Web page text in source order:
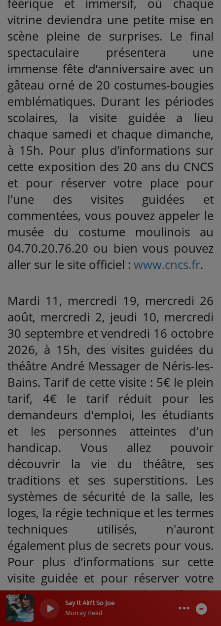
Say It Ain't So Joe
Murray Head
0
vitrine deviendra une petite mise en
scène pleine de surprises. Le final
spectaculaire présentera une
immense fête d’anniversaire avec un
gâteau orné de 20 costumes-bougies
emblématiques. Durant les périodes
scolaires, la visite guidée a lieu
chaque samedi et chaque dimanche,
à 15h. Pour plus d’informations sur
cette exposition des 20 ans du CNCS
et pour réserver votre place pour
l'une des visites guidées et
commentées, vous pouvez appeler le
musée du costume moulinois au
04.70.20.76.20 ou bien vous pouvez
aller sur le site officiel : www.cncs.fr.
Mardi 11, mercredi 19, mercredi 26
août, mercredi 2, jeudi 10, mercredi
30 septembre et vendredi 16 octobre
2026, à 15h, des visites guidées du
théâtre André Messager de Néris-les-
Bains. Tarif de cette visite : 5€ le plein
tarif, 4€ le tarif réduit pour les
demandeurs d'emploi, les étudiants
et les personnes atteintes d'un
handicap. Vous allez pouvoir
découvrir la vie du théâtre, ses
traditions et ses superstitions. Les
systèmes de sécurité de la salle, les
loges, la régie technique et les termes
techniques utilisés, n'auront
également plus de secrets pour vous.
Pour plus d’informations sur cette
visite guidée et pour réserver votre
place, vous pouvez appeler l’office de
tourisme de Néris-les-Bains au